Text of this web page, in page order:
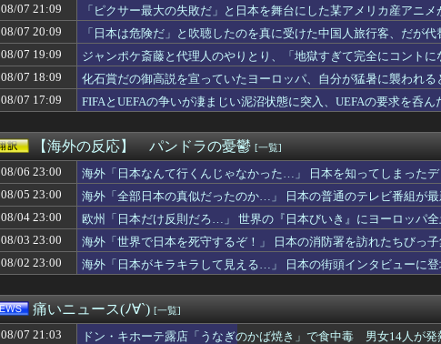
【速報】江別大学生リンチ殺人の主犯川口侑斗（19）、無期懲役
【動画】広島記念公園を追い出された左翼さん、流石にキモすぎて炎上
パティシエの専門学校に通っていた嫁はお菓子が店の味。けどカレーの野菜はぽ
少子化って女さんのせいだよな
【悲報】識者「ロキソニンを持ってる男は浮気確定です」
【画像】顔20点身体100点の女子が見つかってしまうwwwwww
映画デートの予定をドタキャンされて、見てない映画のチケ代を奢らされて、こ
研究者「株式投資にハマる若者はギャンブルにハマる若者と同じ傾向がある」
【画像】この漫画のキャバ嬢さん、とある非常識行為により太客を逃してしまう
マチアプで会った外国女から「妊娠した」って言われたんやが・・・
岸田が叩かれてた理由が分からん
佐倉綾音さん「女性声優がセクハラされてキャーって態度だと性的搾取になるか
【パシフィック・リム】MODEROID「ジプシー・デンジャー」プラモデル【10...
【西武対ソフトバンク18回戦】ソフトバンクが西武との直接対決を制しマジック
真夏に現れたヘビを見て「喉が渇いて水が欲しいのか」と思って水を注いだ。ヘ
ドン・キホーテ露店「うなぎのかば焼き」で食中毒 男女14人が発熱や腹痛など
30MMとガンプラパーツでミキシングする人がめっきり減って寂しい
【芸能】吉岡里帆、“体型”への世論に苦心 太りすぎ・痩せすぎの声に「絶妙なと
【ウマ娘】タイシンのフィギュアからしか摂れない栄養素がある
08/07 21:09
「ピクサー最大の失敗だ」と日本を舞台にした某アメリカ産ア
08/07 20:09
「日本は危険だ」と吹聴したのを真に受けた中国人旅行客、だが
08/07 19:09
ジャンポケ斎藤と代理人のやりとり、「地獄すぎて完全にコント
08/07 18:09
化石賞だの御高説を宣っていたヨーロッパ、自分が猛暑に襲われ
08/07 17:09
FIFAとUEFAの争いが凄まじい泥沼状態に突入、UEFAの要求を呑
【海外の反応】 パンドラの憂鬱 [一覧]
08/06 23:00
海外「日本なんて行くんじゃなかった…」 日本を知ってしまった
08/05 23:00
海外「全部日本の真似だったのか…」 日本の普通のテレビ番組が
08/04 23:00
欧州「日本だけ反則だろ…」 世界の『日本びいき』にヨーロッパ
08/03 23:00
海外「世界で日本を死守するぞ！」 日本の消防署を訪れたちびっ
08/02 23:00
海外「日本がキラキラして見える…」 日本の街頭インタビューに
痛いニュース(ﾉ∀`) [一覧]
08/07 21:03
ドン・キホーテ露店「うなぎのかば焼き」で食中毒 男女14人が